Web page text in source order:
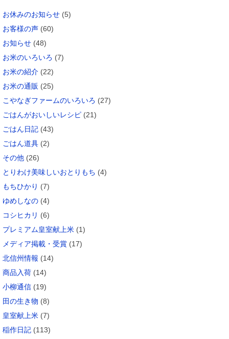
お休みのお知らせ (5)
お客様の声 (60)
お知らせ (48)
お米のいろいろ (7)
お米の紹介 (22)
お米の通販 (25)
こやなぎファームのいろいろ (27)
ごはんがおいしいレシピ (21)
ごはん日記 (43)
ごはん道具 (2)
その他 (26)
とりわけ美味しいおとりもち (4)
もちひかり (7)
ゆめしなの (4)
コシヒカリ (6)
プレミアム皇室献上米 (1)
メディア掲載・受賞 (17)
北信州情報 (14)
商品入荷 (14)
小柳通信 (19)
田の生き物 (8)
皇室献上米 (7)
稲作日記 (113)